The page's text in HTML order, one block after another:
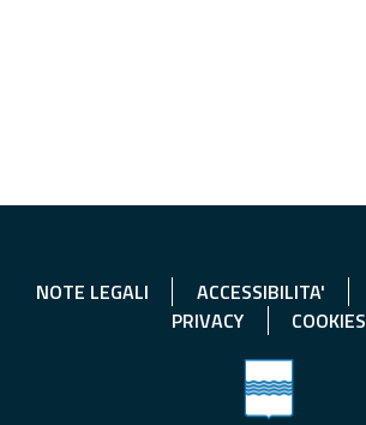
NOTE LEGALI ACCESSIBILITA'
PRIVACY
COOKIES